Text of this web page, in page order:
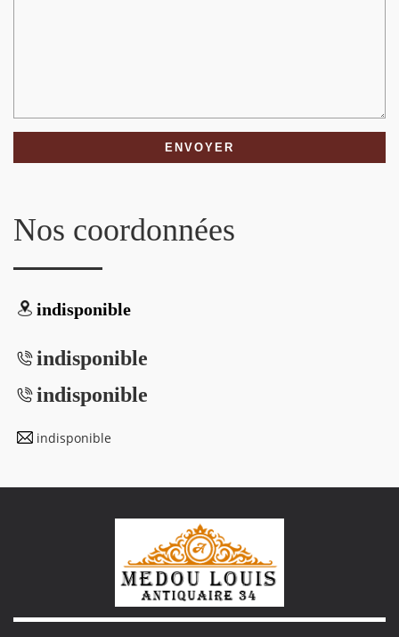
Nos coordonnées
indisponible
indisponible
indisponible
indisponible